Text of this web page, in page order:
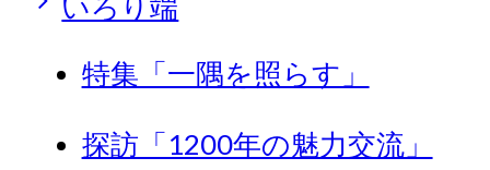
いろり端
特集「一隅を照らす」
探訪「1200年の魅力交流」